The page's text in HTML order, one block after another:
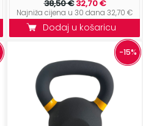
38,50 €32,70 €
Najniža cijena u 30 dana 32,70 €
Dodaj u košaricu
-15%